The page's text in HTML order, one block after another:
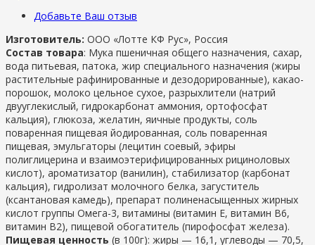
Добавьте Ваш отзыв
Изготовитель: ООО «Лотте КФ Рус», Россия
Состав товара: Мука пшеничная общего назначения, сахар,
вода питьевая, патока, жир специального назначения (жиры
растительные рафинированные и дезодорированные), какао-
порошок, молоко цельное сухое, разрыхлители (натрий
двууглекислый, гидрокарбонат аммония, ортофосфат
кальция), глюкоза, желатин, яичные продукты, соль
поваренная пищевая йодированная, соль поваренная
пищевая, эмульгаторы (лецитин соевый, эфиры
полиглицерина и взаимоэтерифицированных рициноловых
кислот), ароматизатор (ванилин), стабилизатор (карбонат
кальция), гидролизат молочного белка, загуститель
(ксантановая камедь), препарат полиненасыщенных жирных
кислот группы Омега-3, витамины (витамин Е, витамин В6,
витамин В2), пищевой обогатитель (пирофосфат железа).
Пищевая ценность (в 100г): жиры — 16,1, углеводы — 70,5,